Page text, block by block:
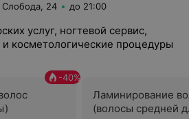
Слобода, 24 до 21:00
услуг, ногтевой сервис,
косметологические процедуры
-40%
Ламинирование
(волосы средней